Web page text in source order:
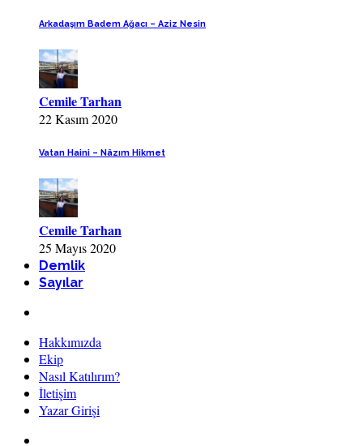
Arkadaşım Badem Ağacı – Aziz Nesin
Cemile Tarhan
22 Kasım 2020
Vatan Haini – Nâzım Hikmet
Cemile Tarhan
25 Mayıs 2020
Demlik
Sayılar
Hakkımızda
Ekip
Nasıl Katılırım?
İletişim
Yazar Girişi